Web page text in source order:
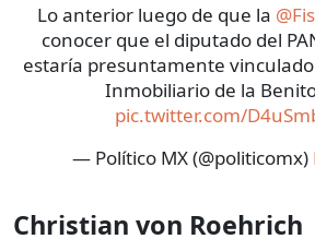
Lo anterior luego de que la
conocer que el diputado del
estaría presuntamente vinculado
Inmobiliario de la Benito
pic.twitter.com/
— Político MX (@politicomx)
Christian von Roehrich